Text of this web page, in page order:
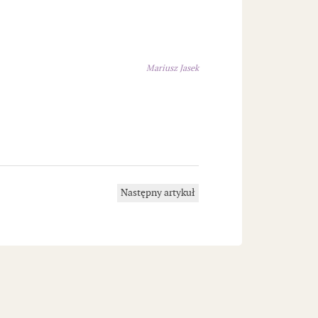
Mariusz Jasek
Następny artykuł